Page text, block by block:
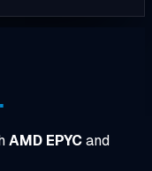
AMD EPYCand